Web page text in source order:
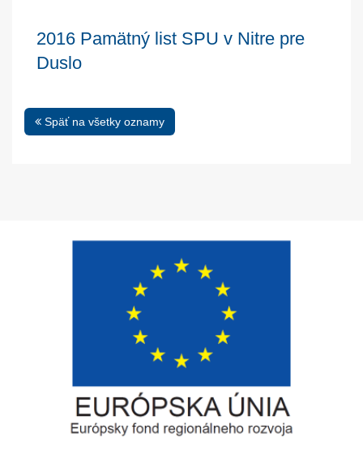
2016 Pamätný list SPU v Nitre pre
Duslo
Späť na všetky oznamy